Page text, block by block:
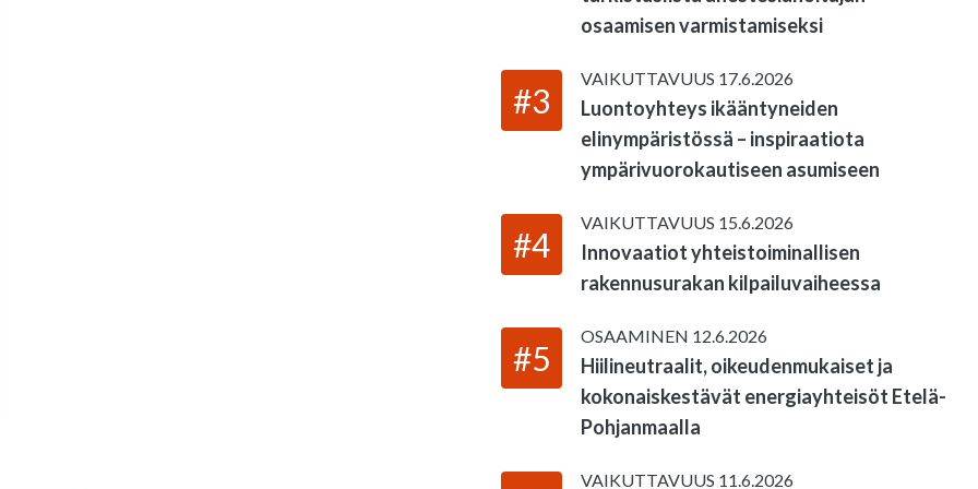
osaamisen varmistamiseksi
#3
VAIKUTTAVUUS 17.6.2026
Luontoyhteys ikääntyneiden
elinympäristössä – inspiraatiota
ympärivuorokautiseen asumiseen
#4
VAIKUTTAVUUS 15.6.2026
Innovaatiot yhteistoiminallisen
rakennusurakan kilpailuvaiheessa
#5
OSAAMINEN 12.6.2026
Hiilineutraalit, oikeudenmukaiset ja
kokonaiskestävät energiayhteisöt Etelä-
Pohjanmaalla
VAIKUTTAVUUS 11.6.2026